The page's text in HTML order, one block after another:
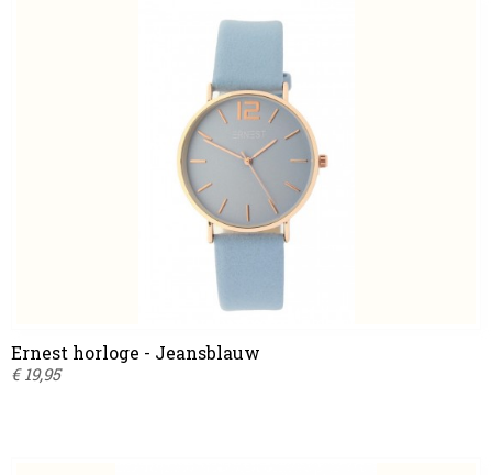
Ernest horloge - Jeansblauw
€ 19,95